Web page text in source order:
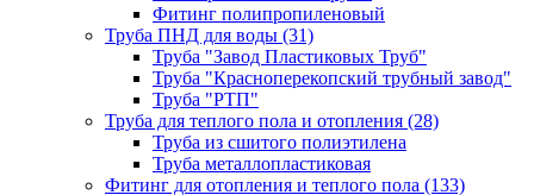
Фитинг полипропиленовый
Труба ПНД для воды (31)
Труба "Завод Пластиковых Труб"
Труба "Красноперекопский трубный завод"
Труба "РТП"
Труба для теплого пола и отопления (28)
Труба из сшитого полиэтилена
Труба металлопластиковая
Фитинг для отопления и теплого пола (133)